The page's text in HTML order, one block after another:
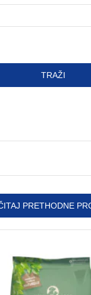
TRAŽI
PRETHODNE